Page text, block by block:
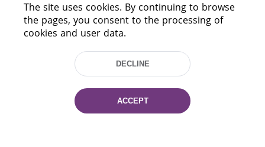
220114, Niezaležnasci Ave. 116, Minsk,
The site uses cookies. By continuing to browse
the pages, you consent to the processing of
cookies and user data.
DECLINE
ACCEPT